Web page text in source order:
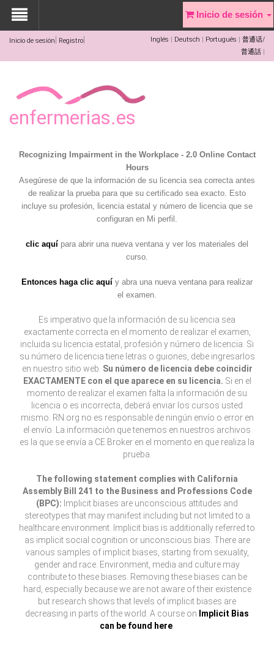
Inicio de sesión Registro Inglés Deutsch Português
普通话/
普通話
enfermerias.es
Inicio de sesión
Recognizing Impairment in the Workplace - 2.0 Online Contact
Hours
Asegúrese de que la información de su licencia sea correcta antes
de realizar la prueba para que su certificado sea exacto. Esto
incluye su profesión, licencia estatal y número de licencia que se
configuran en Mi perfil.
clic aquí para abrir una nueva ventana y ver los materiales del
curso.
Entonces haga clic aquí y abra una nueva ventana para realizar
el examen.
Es imperativo que la información de su licencia sea
exactamente correcta en el momento de realizar el examen,
incluida su licencia estatal, profesión y número de licencia. Si
su número de licencia tiene letras o guiones, debe ingresarlos
en nuestro sitio web. Su número de licencia debe coincidir
EXACTAMENTE con el que aparece en su licencia. Si en el
momento de realizar el examen falta la información de su
licencia o es incorrecta, deberá enviar los cursos usted
mismo. RN.org no es responsable de ningún envío o error en
el envío. La información que tenemos en nuestros archivos
es la que se envía a CE Broker en el momento en que realiza la
prueba.
The following statement complies with California
Assembly Bill 241 to the Business and Professions Code
(BPC): Implicit biases are unconscious attitudes and
stereotypes that may manifest including but not limited to a
healthcare environment. Implicit bias is additionally referred to
as implicit social cognition or unconscious bias. There are
various samples of implicit biases, starting from sexuality,
gender and race. Environment, media and culture may
contribute to these biases. Removing these biases can be
hard, especially because we are not aware of their existence
but research shows that levels of implicit biases are
decreasing in parts of the world. A course on Implicit Bias
can be found here